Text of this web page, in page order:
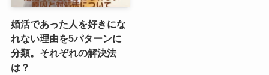
婚活であった人を好きにな
れない理由を5パターンに
分類。それぞれの解決法
は？